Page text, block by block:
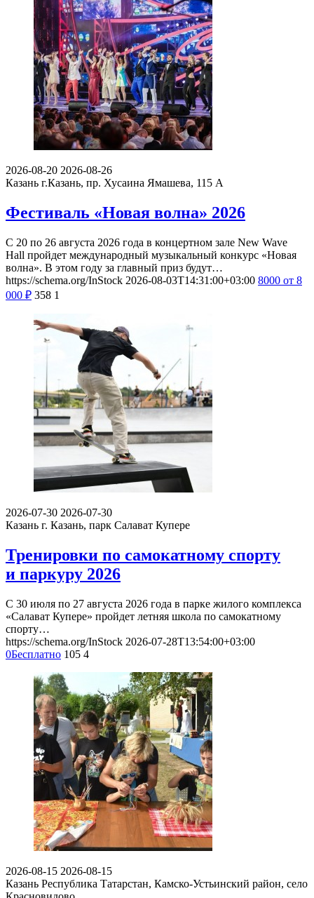
2026-08-20 2026-08-26
Казань г.Казань, пр. Хусаина Ямашева, 115 A
Фестиваль «Новая волна» 2026
С 20 по 26 августа 2026 года в концертном зале New Wave
Hall пройдет международный музыкальный конкурс «Новая
волна». В этом году за главный приз будут…
https://schema.org/InStock 2026-08-03T14:31:00+03:00 8000 от 8
000 ₽ 358 1
2026-07-30 2026-07-30
Казань г. Казань, парк Салават Купере
Тренировки по самокатному спорту
и паркуру 2026
С 30 июля по 27 августа 2026 года в парке жилого комплекса
«Салават Купере» пройдет летняя школа по самокатному
спорту…
https://schema.org/InStock 2026-07-28T13:54:00+03:00
0Бесплатно 105 4
2026-08-15 2026-08-15
Казань Республика Татарстан, Камско-Устьинский район, село